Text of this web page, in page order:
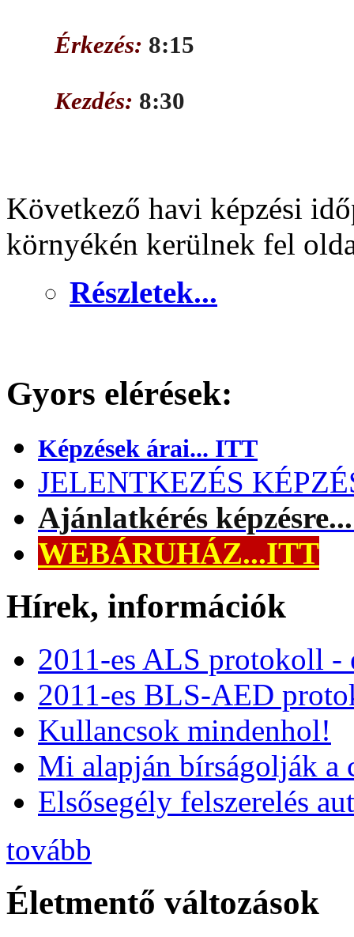
Érkezés: 8:15
Kezdés: 8:30
Következő havi képzési
környékén kerülnek fel
Részletek...
Gyors elérések:
Képzések árai... ITT
JELENTKEZÉS
Ajánlatkérés
WEBÁRUHÁZ...ITT
Hírek, információk
2011-es ALS protokoll -
2011-es BLS-AED
Kullancsok mindenhol!
Mi alapján bírságolják a
Elsősegély felszerelés
tovább
Életmentő változások